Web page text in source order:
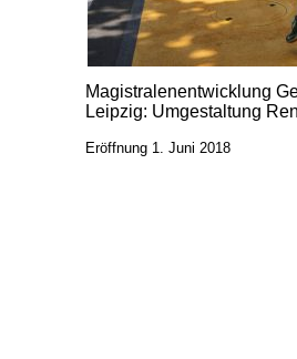
Magistralenentwicklung
Leipzig: Umgestaltung
Eröffnung 1. Juni 2018